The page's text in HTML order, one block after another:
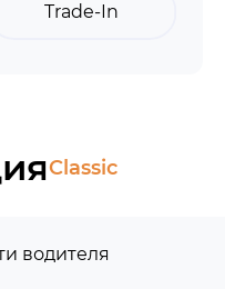
Trade-In
Classic
водителя